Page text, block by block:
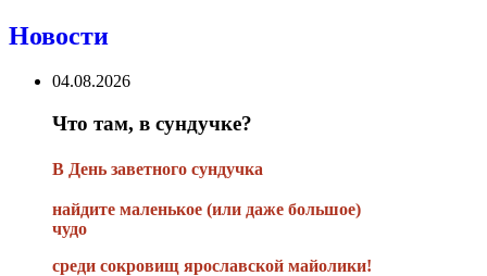
Новости
04.08.2026
Что там, в сундучке?
В День заветного сундучка
найдите маленькое (или даже большое)
чудо
среди сокровищ ярославской майолики!